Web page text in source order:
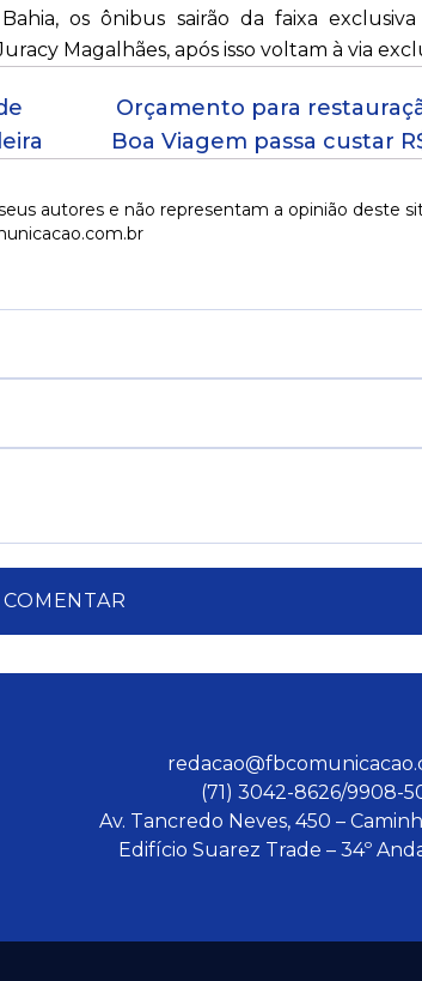
os ônibus sairão da faixa
Magalhães, após isso voltam à via
Orçamento para
Boa Viagem passa custar
autores e não representam a opinião deste
COMENTAR
(71) 3042-8626/9908-
Av. Tancredo Neves, 450 –
Edifício Suarez Trade – 34º